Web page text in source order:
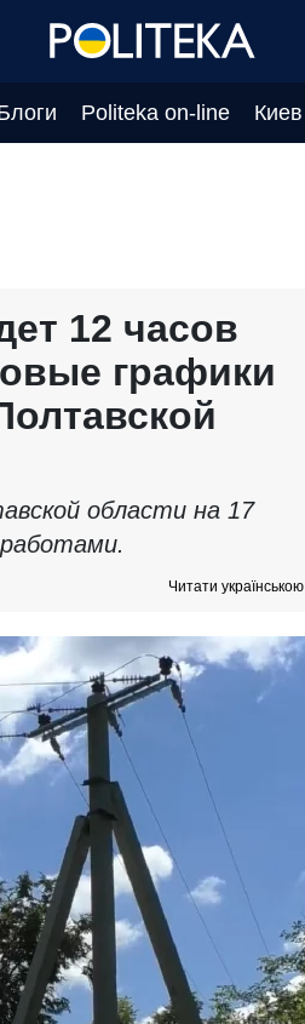
Politeka on-line Киев
12 часов
графики
области на 17
Читати українською